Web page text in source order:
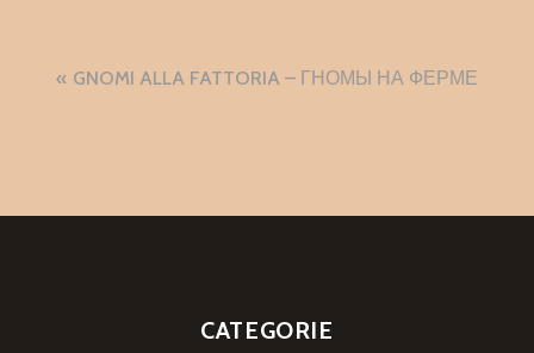
Navigazione
GNOMI ALLA FATTORIA – ГНОМЫ НА ФЕРМЕ
CATEGORIE